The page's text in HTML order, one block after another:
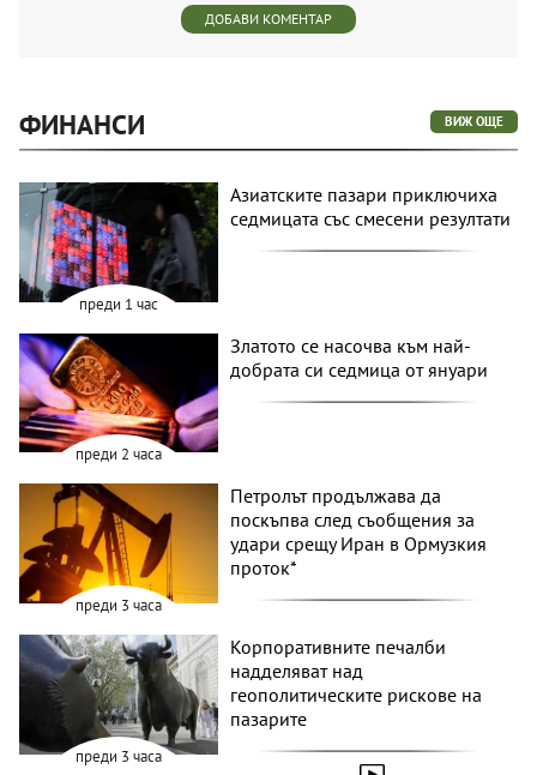
ДОБАВИ КОМЕНТАР
ФИНАНСИ ВИЖ ОЩЕ
преди 1 час
Азиатските пазари приключиха
седмицата със смесени резултати
преди 2 часа
Златото се насочва към най-
добрата си седмица от януари
преди 3 часа
Петролът продължава да
поскъпва след съобщения за
удари срещу Иран в Ормузкия
проток*
преди 3 часа
Корпоративните печалби
надделяват над
геополитическите рискове на
пазарите